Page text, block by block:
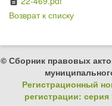
Возврат к списку
© Сборник правовых
Регистрационный
регистрации: